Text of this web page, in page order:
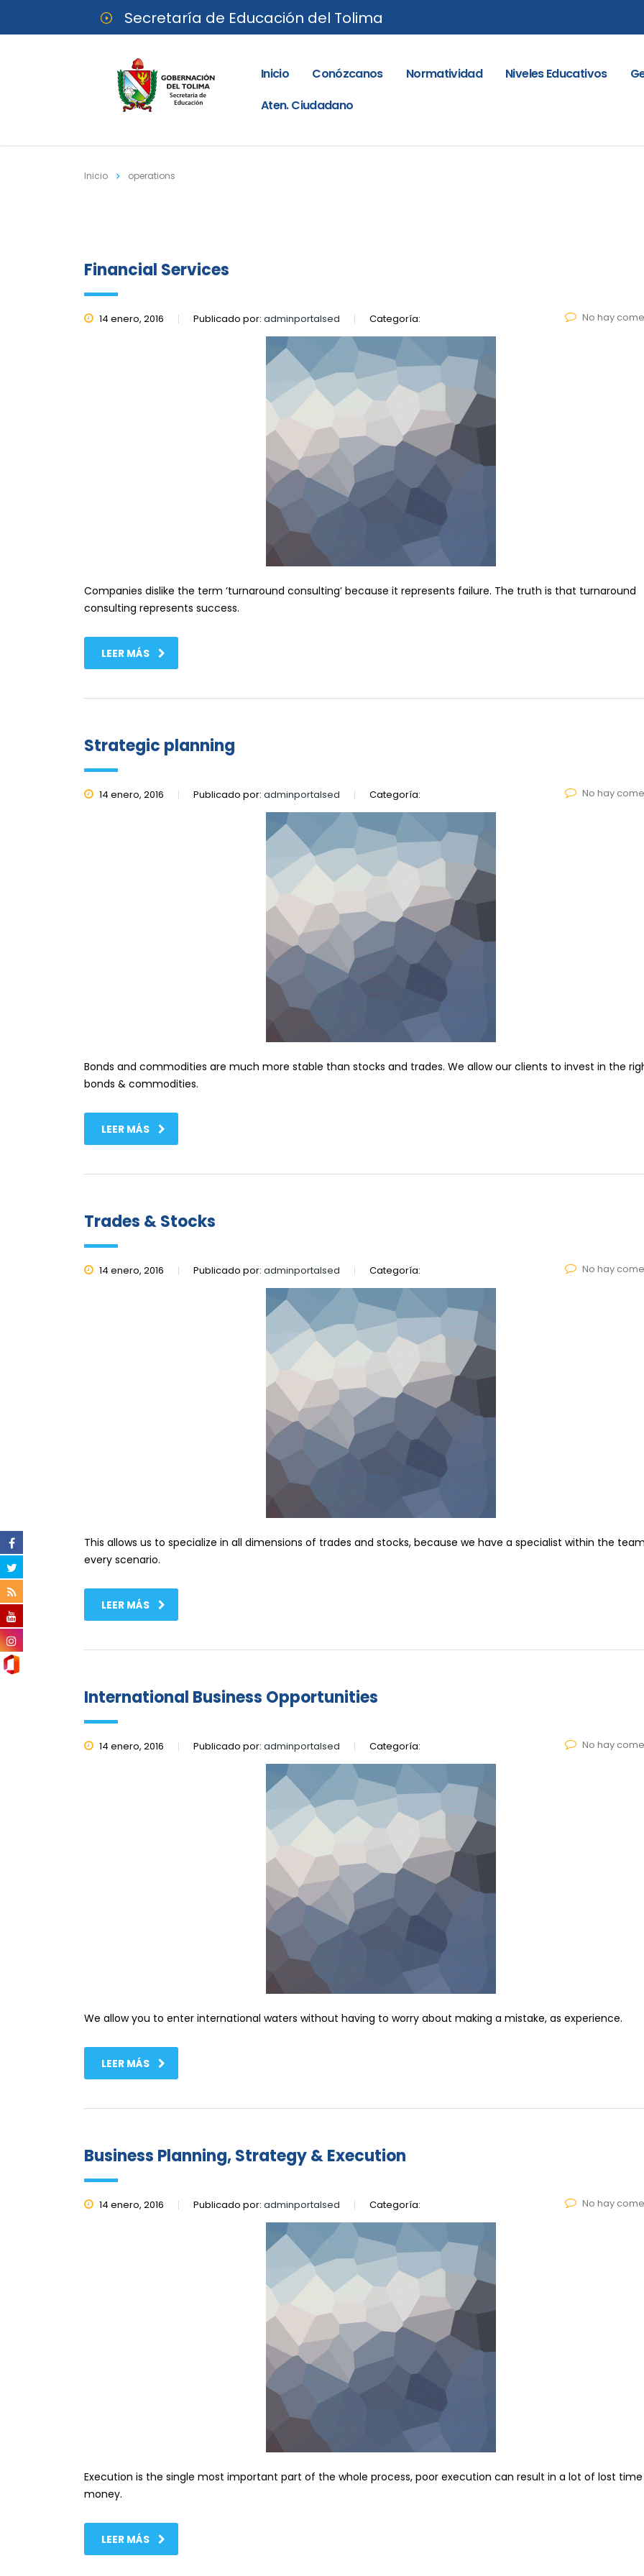
Secretaría de Educación del Tolima
Inicio Conózcanos Normatividad Niveles Educativos
Aten. Ciudadano
Inicio operations
Financial Services
14 enero, 2016 Publicado por: adminportalsed Categoría: No hay
Companies dislike the term ‘turnaround consulting’ because it represents failure. The truth is that turnaround
consulting represents success.
LEER MÁS
Strategic planning
14 enero, 2016 Publicado por: adminportalsed Categoría: No hay
Bonds and commodities are much more stable than stocks and trades. We allow our clients to invest in the
bonds & commodities.
LEER MÁS
Trades & Stocks
14 enero, 2016 Publicado por: adminportalsed Categoría: No hay
This allows us to specialize in all dimensions of trades and stocks, because we have a specialist within the
every scenario.
LEER MÁS
International Business Opportunities
14 enero, 2016 Publicado por: adminportalsed Categoría: No hay
We allow you to enter international waters without having to worry about making a mistake, as experience.
LEER MÁS
Business Planning, Strategy & Execution
14 enero, 2016 Publicado por: adminportalsed Categoría: No hay
Execution is the single most important part of the whole process, poor execution can result in a lot of lost
money.
LEER MÁS